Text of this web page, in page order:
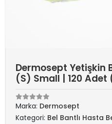
Dermosept Yetişkin
(S) Small | 120
Marka: Dermosept
Kategori: Bel Bantlı Hasta